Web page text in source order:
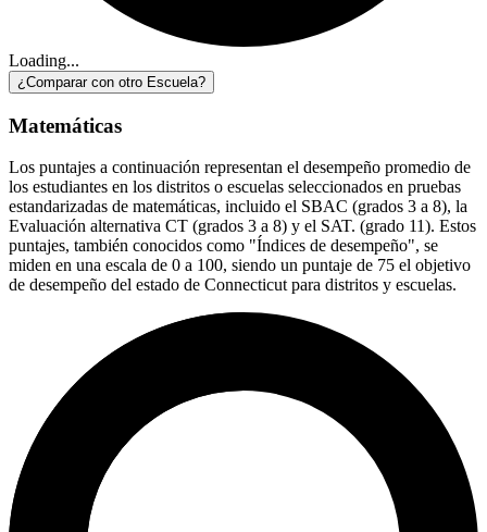
Loading...
¿Comparar con otro Escuela?
Matemáticas
Los puntajes a continuación representan el desempeño promedio de
los estudiantes en los distritos o escuelas seleccionados en pruebas
estandarizadas de matemáticas, incluido el SBAC (grados 3 a 8), la
Evaluación alternativa CT (grados 3 a 8) y el SAT. (grado 11). Estos
puntajes, también conocidos como "Índices de desempeño", se
miden en una escala de 0 a 100, siendo un puntaje de 75 el objetivo
de desempeño del estado de Connecticut para distritos y escuelas.